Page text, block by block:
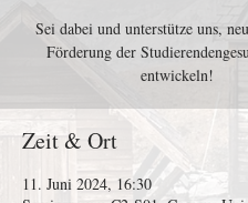
Sei dabei und unterstütze uns,
Förderung der
entwickeln!
Zeit & Ort
11. Juni 2024, 16:30